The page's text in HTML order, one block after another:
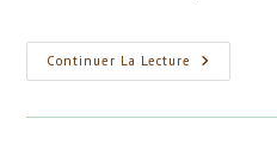
publication :
Continuer La Lecture Quatrième
Dimanche
La